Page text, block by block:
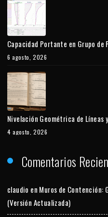
Capacidad Portante en Grupo de
6 agosto, 2026
Nivelación Geométrica de Líneas
4 agosto, 2026
Comentarios
claudio en Muros de Contención:
(Versión Actualizada)